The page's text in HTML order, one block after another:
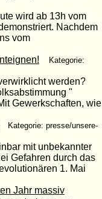
wird ab 13h vom
Nachdem
vom
Kategorie:
werden?
"
Gewerkschaften, wie
Kategorie: presse/unsere-
mit unbekannter
Gefahren durch das
1. Mai
Jahr massiv